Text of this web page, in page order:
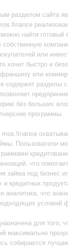
разделом сайта
найти готовый
собственную
или
хочет быстро и
или
содержит разделы
без больших
программы.
mos.finance
Пользователи
что
займа под бизнес
и кредитных
аналитика, что
условий
для того,
максимально
собираются